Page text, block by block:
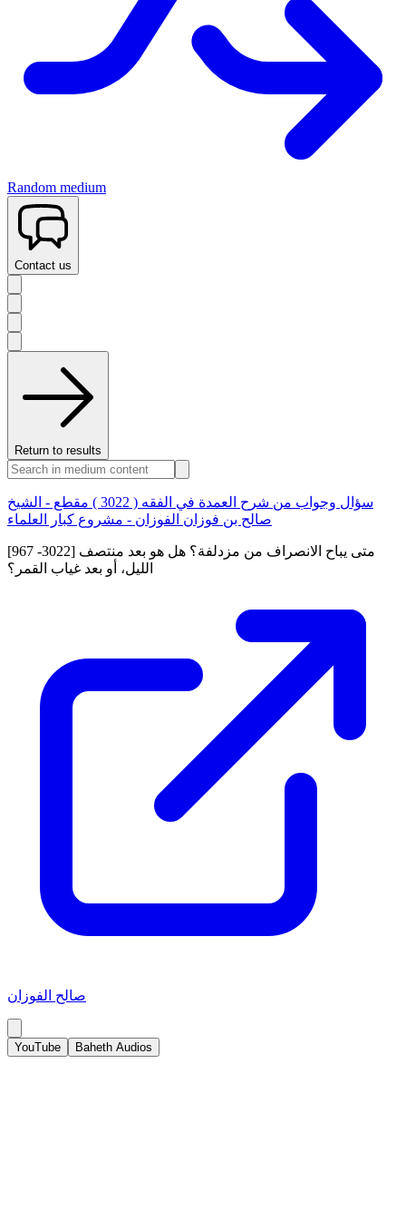
Random medium
Contact us
Return to results
سؤال وجواب من شرح العمدة في الفقه ( 3022 ) مقطع - الشيخ
صالح بن فوزان الفوزان - مشروع كبار العلماء
[967 -3022] متى يباح الانصراف من مزدلفة؟ هل هو بعد منتصف
الليل، أو بعد غياب القمر؟
صالح الفوزان
YouTube Baheth Audios